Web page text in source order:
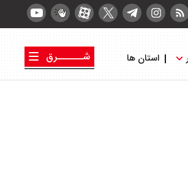
استان ها
شــــــرق